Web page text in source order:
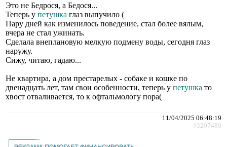
Это не Бедрося, а Бедося...
Теперь у петушка глаз выпучило (
Пару дней как изменилось поведение, стал более вялым,
вчера не стал ужинать.
Сделала внеплановую мелкую подмену воды, сегодня глаз
наружу.
Сижу, читаю, гадаю...
Не квартира, а дом престарелых - собаке и кошке по
двенадцать лет, там свои особенности, теперь у петушка то
хвост отваливается, то к офтальмологу пора(
11/04/2025 06:48:19
#3207480